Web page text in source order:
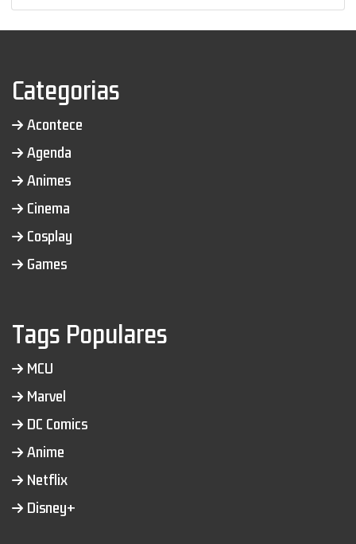
Categorias
Acontece
Agenda
Animes
Cinema
Cosplay
Games
Tags Populares
MCU
Marvel
DC Comics
Anime
Netflix
Disney+